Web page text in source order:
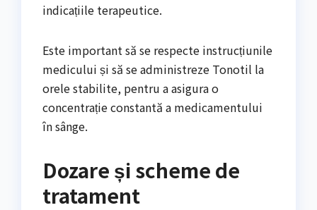
indicațiile terapeutice.
Este important să se respecte instrucțiunile
medicului și să se administreze Tonotil la
orele stabilite, pentru a asigura o
concentrație constantă a medicamentului
în sânge.
Dozare și scheme de
tratament